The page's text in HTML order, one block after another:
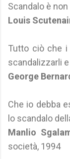
Scandalo è non
Louis
Tutto ciò che i
scandalizzarli
George
Che io debba
lo scandalo
Manlio
società, 1994